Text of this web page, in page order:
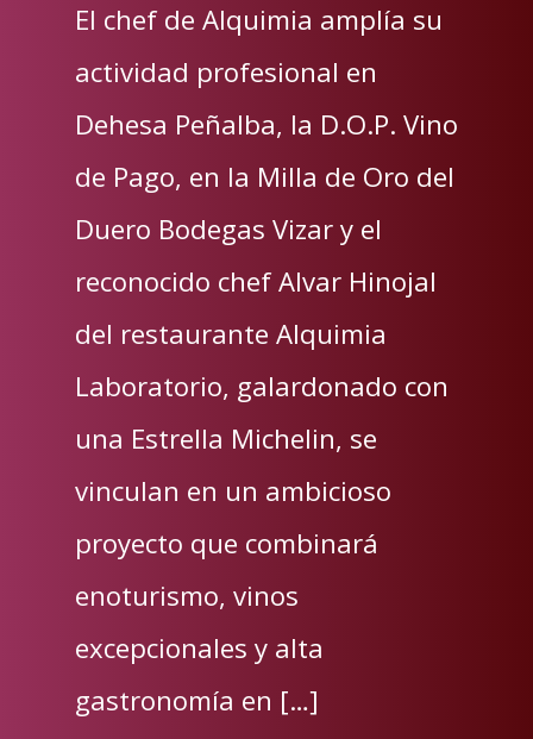
El chef de Alquimia amplía su
actividad profesional en
Dehesa Peñalba, la D.O.P. Vino
de Pago, en la Milla de Oro del
Duero Bodegas Vizar y el
reconocido chef Alvar Hinojal
del restaurante Alquimia
Laboratorio, galardonado con
una Estrella Michelin, se
vinculan en un ambicioso
proyecto que combinará
enoturismo, vinos
excepcionales y alta
gastronomía en […]